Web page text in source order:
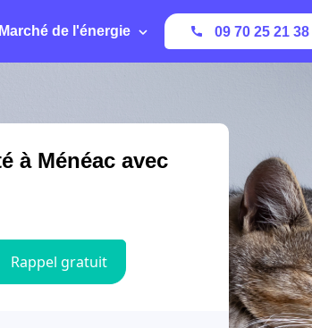
Marché de l'énergie 09 70 25 21 38